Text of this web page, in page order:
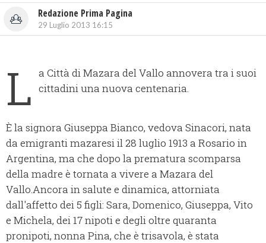
Redazione Prima Pagina
29 Luglio 2013 16:15
L a Città di Mazara del Vallo annovera tra i suoi
cittadini una nuova centenaria.
È la signora Giuseppa Bianco, vedova Sinacori, nata
da emigranti mazaresi il 28 luglio 1913 a Rosario in
Argentina, ma che dopo la prematura scomparsa
della madre è tornata a vivere a Mazara del
Vallo.Ancora in salute e dinamica, attorniata
dall'affetto dei 5 figli: Sara, Domenico, Giuseppa, Vito
e Michela, dei 17 nipoti e degli oltre quaranta
pronipoti, nonna Pina, che è trisavola, è stata